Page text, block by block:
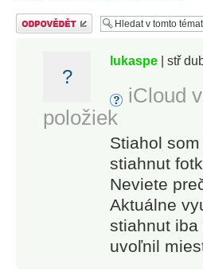
Odeslat odpověď
?
lukaspe | stř
iCloud
položiek
Stiahol
stiahnut
Neviete
Aktuálne
stiahnut
uvoľnil